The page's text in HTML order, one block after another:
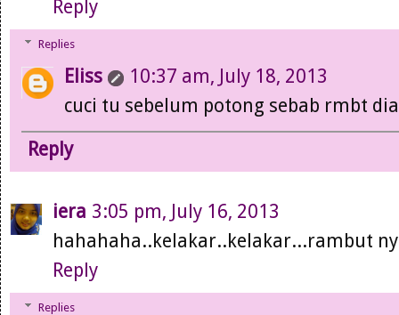
Reply
Replies
Eliss
10:37 am, July 18, 2013
cuci tu sebelum potong sebab rmbt
Reply
iera 3:05 pm, July 16, 2013
hahahaha..kelakar..kelakar...rambut
Reply
Replies